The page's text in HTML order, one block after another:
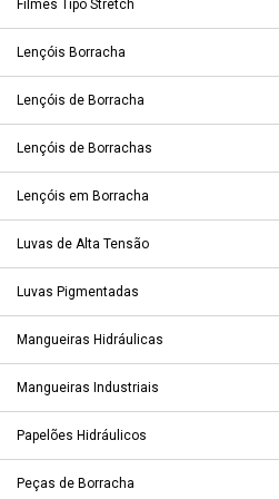
Filmes Tipo Stretch
Lençóis Borracha
Lençóis de Borracha
Lençóis de Borrachas
Lençóis em Borracha
Luvas de Alta Tensão
Luvas Pigmentadas
Mangueiras Hidráulicas
Mangueiras Industriais
Papelões Hidráulicos
Peças de Borracha